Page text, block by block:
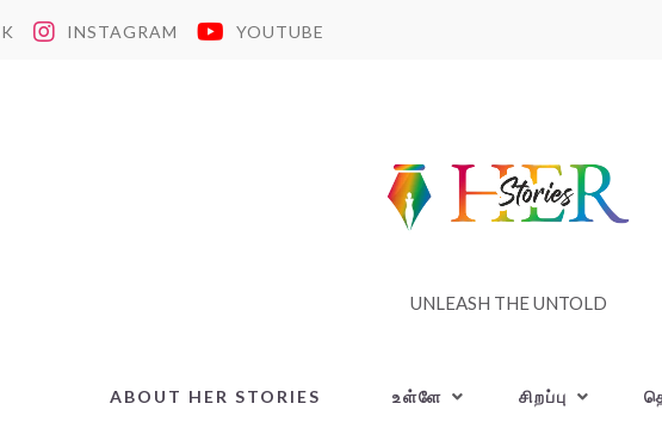
INSTAGRAM YOUTUBE
UNLEASH THE UNTOLD
ABOUT HER STORIES உள்ளே சிறப்பு